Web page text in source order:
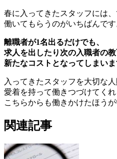
春に入ってきたスタッフには、
働いてもらうのがいちばんです
離職者が1名出るだけでも、
求人を出したり次の入職者の
新たなコストとなってしまいま
入ってきたスタッフを大切な人
愛着を持って働きつづけてく
こちらからも働きかけたほうが
関連記事